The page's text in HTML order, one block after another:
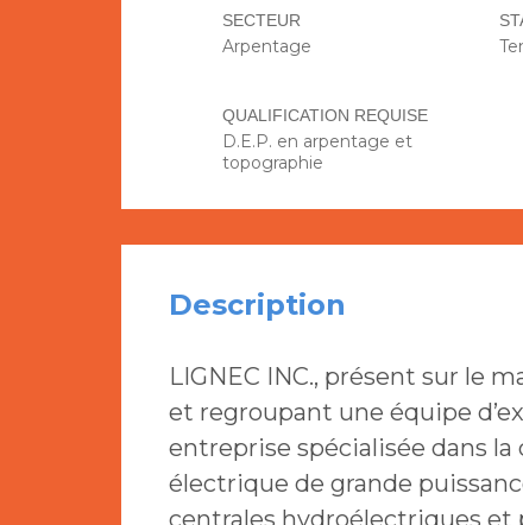
SECTEUR
Arpentage
QUALIFICATION REQUISE
D.E.P. en arpentage et
topographie
Description
LIGNEC INC., présent sur le
et regroupant une équipe
entreprise spécialisée dans
électrique de grande